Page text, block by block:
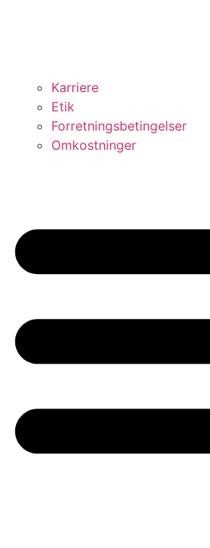
Karriere
Etik
Forretningsbetingelser
Omkostninger